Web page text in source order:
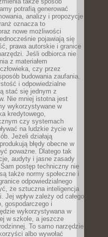
potrafią generować
analizy i propozycje
oznacza to
nowe możliwości
pojawiają się
prawa autorskie i granice
Jeśli odbiorca nie
z materiałem
czy przez
budowania zaufania.
i odpowiedzialne
stać się jednym z
Nie mniej istotna jest
wykorzystywane w
kredytowego,
czy systemach
na ludzkie życie w
Jeżeli działają
błędy obecne w
poważne. Dlatego tak
audyty i jasne zasady
postęp techniczny nie
także normy społeczne i
odpowiedzialnego
że sztuczna inteligencja
Jej wpływ zależy od całego
gospodarczego i
wykorzystywana w
w szkole, a jeszcze
To samo narzędzie
albo wywołać